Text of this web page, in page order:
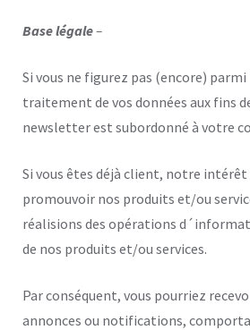
Base légale–
Si vous ne figurez pas (encore)
traitement de vos données aux fins
newsletter est subordonné à votre
Si vous êtes déjà client, notre
promouvoir nos produits et/ou
réalisions des opérations
de nos produits et/ou services.
Par conséquent, vous pourriez
annonces ou notifications,